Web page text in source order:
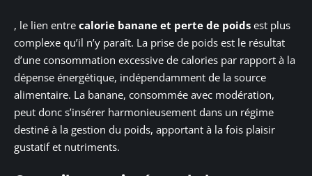
, le lien entre calorie banane et perte de poids est plus
complexe qu’il n’y paraît. La prise de poids est le résultat
d’une consommation excessive de calories par rapport à la
dépense énergétique, indépendamment de la source
alimentaire. La banane, consommée avec modération,
peut donc s’insérer harmonieusement dans un régime
destiné à la gestion du poids, apportant à la fois plaisir
gustatif et nutriments.